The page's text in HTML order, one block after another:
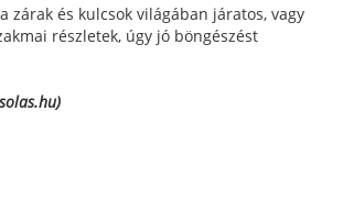
zárak és kulcsok világában járatos, vagy
részletek, úgy jó böngészést